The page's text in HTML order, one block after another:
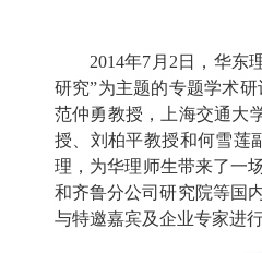
2014年7月2日，华东
研究”为主题的专题学术
范仲勇教授，上海交通大
授、刘柏平教授和何雪莲
理，为华理师生带来了一
和齐鲁分公司研究院等国
与特邀嘉宾及企业专家进